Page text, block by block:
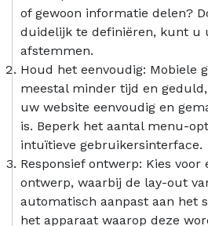
of gewoon informatie delen?
duidelijk te definiëren, kunt u
afstemmen.
Houd het eenvoudig: Mobiele
meestal minder tijd en
uw website eenvoudig en
is. Beperk het aantal menu-
intuïtieve gebruikersinterface.
Responsief ontwerp: Kies voor
ontwerp, waarbij de lay-out
automatisch aanpast aan het
het apparaat waarop deze